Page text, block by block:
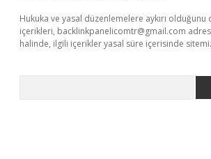
Hukuka ve yasal düzenlemelere aykırı
içerikleri, backlinkpanelicomtr@gmail.com
halinde, ilgili içerikler yasal süre içerisinde